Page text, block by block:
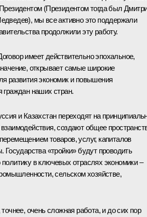
(Президентом тогда был
мы все активно это поддержали
продолжили эту работу.
имеет действительно эпохальное,
открывает самые широкие
развития экономик и повышения
граждан наших стран.
и Казахстан переходят на
создают общее
товаров, услуг, капиталов
Государства «тройки» будут проводить
в ключевых отраслях экономики –
сельском хозяйстве,
очень сложная работа, и до сих пор